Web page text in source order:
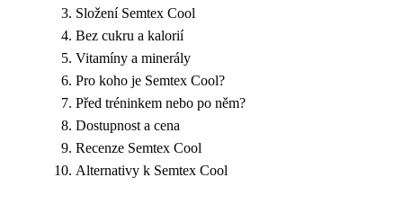
Složení Semtex Cool
Bez cukru a kalorií
Vitamíny a minerály
Pro koho je Semtex Cool?
Před tréninkem nebo po něm?
Dostupnost a cena
Recenze Semtex Cool
Alternativy k Semtex Cool